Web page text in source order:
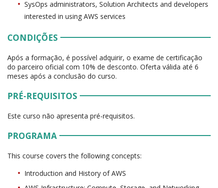
SysOps administrators, Solution Architects and developers
interested in using AWS services
CONDIÇÕES
Após a formação, é possível adquirir, o exame de certificação
do parceiro oficial com 10% de desconto. Oferta válida até 6
meses após a conclusão do curso.
PRÉ-REQUISITOS
Este curso não apresenta pré-requisitos.
PROGRAMA
This course covers the following concepts:
Introduction and History of AWS